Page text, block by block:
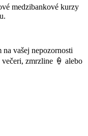
medzibankové kurzy
vašej nepozornosti
večeri, zmrzline 🍦 alebo